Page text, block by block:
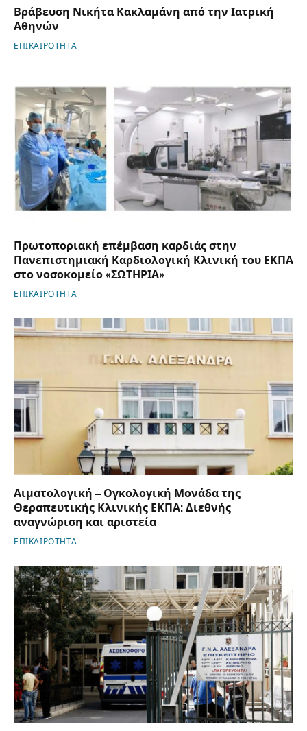
Βράβευση Νικήτα Κακλαμάνη από την Ιατρική
Αθηνών
ΕΠΙΚΑΙΡΟΤΗΤΑ
Πρωτοποριακή επέμβαση καρδιάς στην
Πανεπιστημιακή Καρδιολογική Κλινική του ΕΚΠΑ
στο νοσοκομείο «ΣΩΤΗΡΙΑ»
ΕΠΙΚΑΙΡΟΤΗΤΑ
Αιματολογική – Ογκολογική Μονάδα της
Θεραπευτικής Κλινικής ΕΚΠΑ: Διεθνής
αναγνώριση και αριστεία
ΕΠΙΚΑΙΡΟΤΗΤΑ